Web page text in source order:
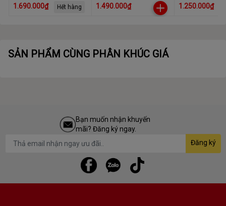
Mode 8KHz,
1.690.000₫ Hết hàng
Gradient
1.490.000₫
3 Mode Star
1.250.000₫
SẢN PHẨM CÙNG PHÂN KHÚC GIÁ
Bạn muốn nhận khuyến
mãi? Đăng ký ngay.
Đăng ký